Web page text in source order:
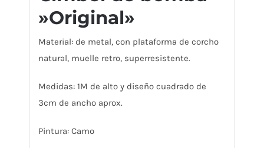
»Original»
Material: de metal, con plataforma de corcho
natural, muelle retro, superresistente.
Medidas: 1M de alto y diseño cuadrado de
3cm de ancho aprox.
Pintura: Camo